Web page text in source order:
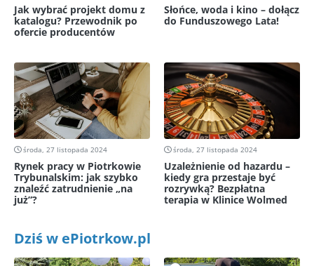
Jak wybrać projekt domu z
katalogu? Przewodnik po
ofercie producentów
Słońce, woda i kino – dołącz
do Funduszowego Lata!
środa, 27 listopada 2024
Rynek pracy w Piotrkowie
Trybunalskim: jak szybko
znaleźć zatrudnienie „na
już”?
środa, 27 listopada 2024
Uzależnienie od hazardu –
kiedy gra przestaje być
rozrywką? Bezpłatna
terapia w Klinice Wolmed
Dziś w ePiotrkow.pl